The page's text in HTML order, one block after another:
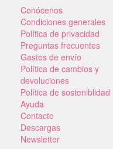
Conócenos
Condiciones generales
Política de privacidad
Preguntas frecuentes
Gastos de envío
Política de cambios y
devoluciones
Política de sosteniblidad
Ayuda
Contacto
Descargas
Newsletter